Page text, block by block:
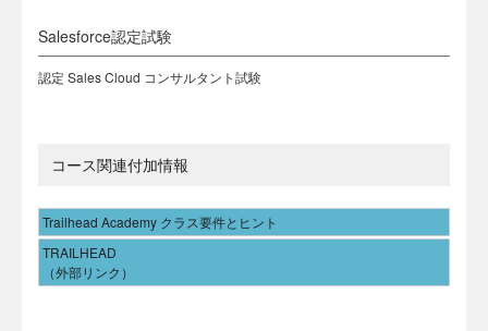
Salesforce認定試験
認定 Sales Cloud コンサルタント試験
コース関連付加情報
Trailhead Academy クラス要件とヒント
TRAILHEAD
（外部リンク）